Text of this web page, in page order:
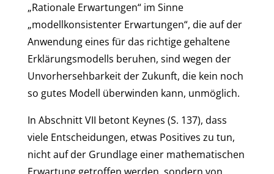
„Rationale Erwartungen“ im Sinne
„modellkonsistenter Erwartungen“, die auf der
Anwendung eines für das richtige gehaltene
Erklärungsmodells beruhen, sind wegen der
Unvorhersehbarkeit der Zukunft, die kein noch
so gutes Modell überwinden kann, unmöglich.
In Abschnitt VII betont Keynes (S. 137), dass
viele Entscheidungen, etwas Positives zu tun,
nicht auf der Grundlage einer mathematischen